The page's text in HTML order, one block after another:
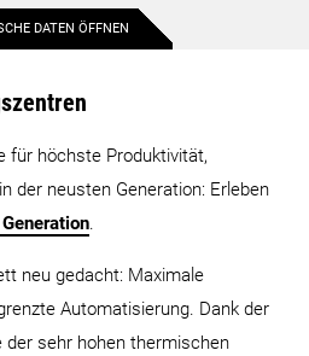
550 mm
700 mm
DATEN ÖFFNEN
für höchste Produktivität,
der neusten Generation: Erleben
.
neu gedacht: Maximale
Automatisierung. Dank der
sehr hohen thermischen